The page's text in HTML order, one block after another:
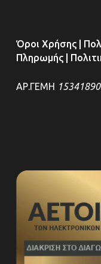
Όροι Χρήσης|
Πληρωμής|
ΑΡ.ΓΕΜΗ